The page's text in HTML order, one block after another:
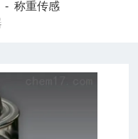
-称重传感